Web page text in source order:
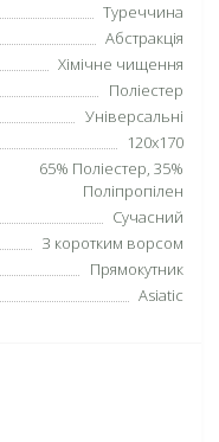
Туреччина
Абстракція
Хімічне чищення
Поліестер
Універсальні
120х170
65% Поліестер, 35%
Поліпропілен
Сучасний
З коротким ворсом
Прямокутник
Asiatic